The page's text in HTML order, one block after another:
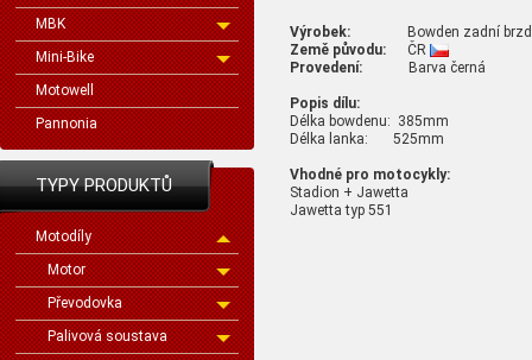
MBK
Mini-Bike
Motowell
Pannonia
TYPY PRODUKTŮ
Motodíly
Motor
Převodovka
Palivová soustava
Výrobek: Bowden zadní brzdy
Země původu: ČR
Provedení: Barva černá
Popis dílu:
Délka bowdenu: 385mm
Délka lanka: 525mm
Vhodné pro motocykly:
Stadion + Jawetta
Jawetta typ 551